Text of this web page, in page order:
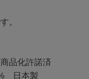
。
品化許諾済